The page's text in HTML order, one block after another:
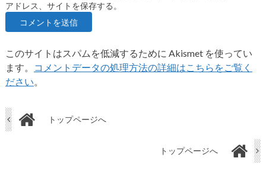
アドレス、サイトを保存する。
このサイトはスパムを低減するために Akismet を使ってい
ます。
コメントデータの処理方法の詳細はこちらをご覧く
ださい。
トップページへ
トップページへ